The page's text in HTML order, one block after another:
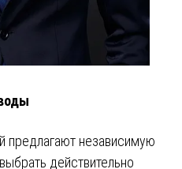
предлагают независимую
действительно